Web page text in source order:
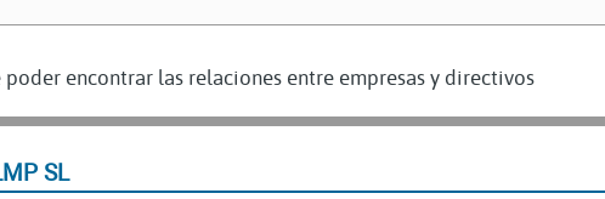
encontrar las relaciones entre empresas y directivos
SL